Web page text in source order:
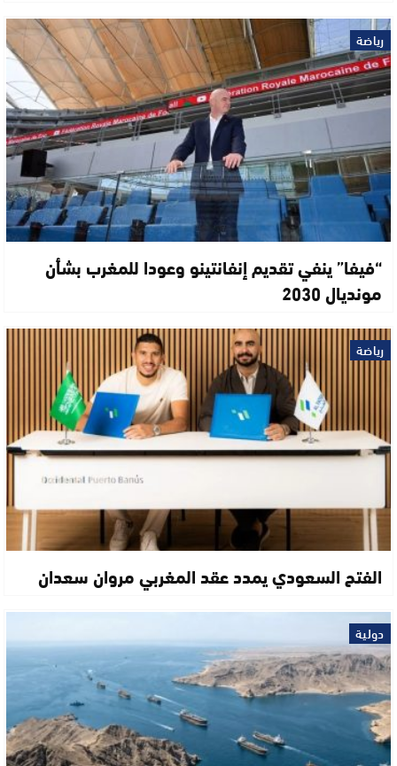
رياضة
“فيفا” ينفي تقديم إنفانتينو وعودا للمغرب بشأن
مونديال 2030
رياضة
الفتح السعودي يمدد عقد المغربي مروان سعدان
دولية